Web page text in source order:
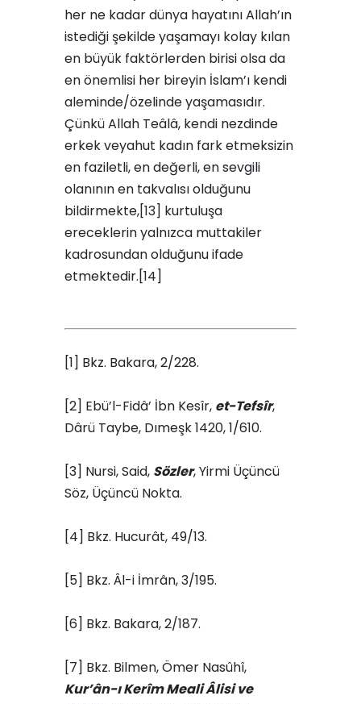
her ne kadar dünya hayatını Allah’ın
istediği şekilde yaşamayı kolay kılan
en büyük faktörlerden birisi olsa da
en önemlisi her bireyin İslam’ı kendi
aleminde/özelinde yaşamasıdır.
Çünkü Allah Teâlâ, kendi nezdinde
erkek veyahut kadın fark etmeksizin
en faziletli, en değerli, en sevgili
olanının en takvalısı olduğunu
bildirmekte,[13] kurtuluşa
ereceklerin yalnızca muttakiler
kadrosundan olduğunu ifade
etmektedir.[14]
[1] Bkz. Bakara, 2/228.
[2] Ebü’l-Fidâ’ İbn Kesîr, et-Tefsîr,
Dârü Taybe, Dımeşk 1420, 1/610.
[3] Nursi, Said, Sözler, Yirmi Üçüncü
Söz, Üçüncü Nokta.
[4] Bkz. Hucurât, 49/13.
[5] Bkz. Âl-i İmrân, 3/195.
[6] Bkz. Bakara, 2/187.
[7] Bkz. Bilmen, Ömer Nasûhî,
Kur’ân-ı Kerîm Meali Âlisi ve